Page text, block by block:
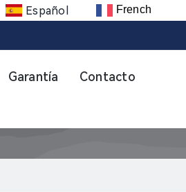
Español French
Garantía
Contacto